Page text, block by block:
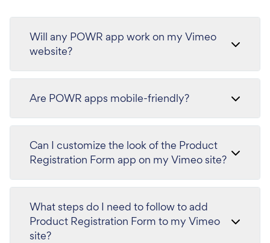
Will any POWR app work on my Vimeo
website?
Are POWR apps mobile-friendly?
Can I customize the look of the Product
Registration Form app on my Vimeo site?
What steps do I need to follow to add
Product Registration Form to my Vimeo
site?